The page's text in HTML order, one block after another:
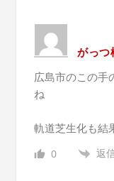
がっつ
広島市のこの手
ね
軌道芝生化も結
0 返